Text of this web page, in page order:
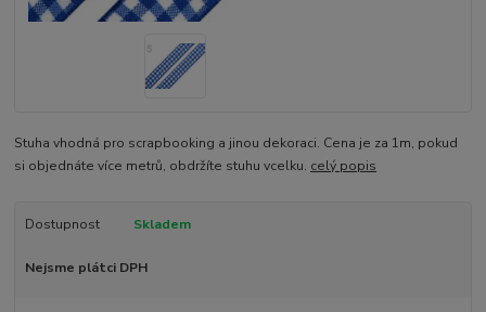
Stuha vhodná pro scrapbooking a jinou dekoraci. Cena je za 1m, pokud
si objednáte více metrů, obdržíte stuhu vcelku. celý popis
Dostupnost Skladem
Nejsme plátci DPH